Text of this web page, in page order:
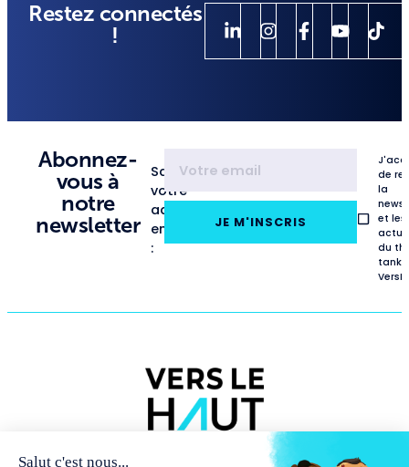
Restez connectés
!
Abonnez-
vous à
notre
newsletter
Saisissez
votre
adresse
email
:
JE M'INSCRIS
de
la
et les
du
tank